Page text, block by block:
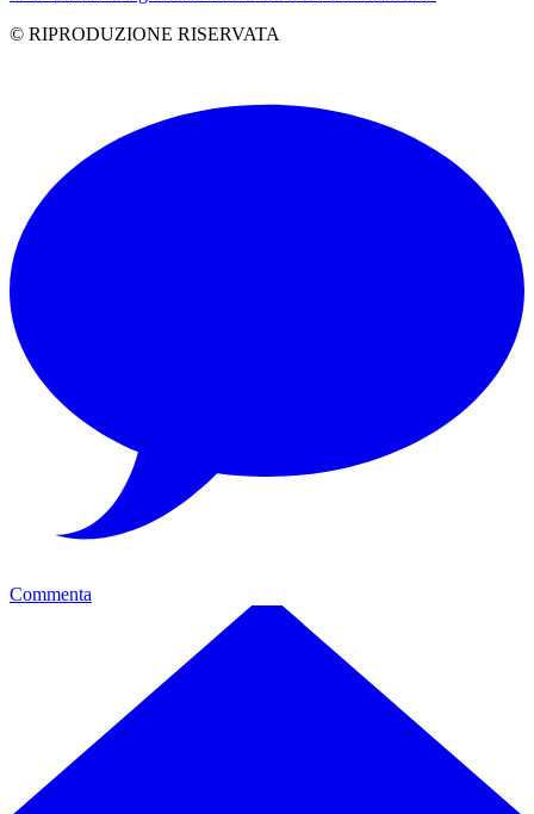
© RIPRODUZIONE RISERVATA
Commenta